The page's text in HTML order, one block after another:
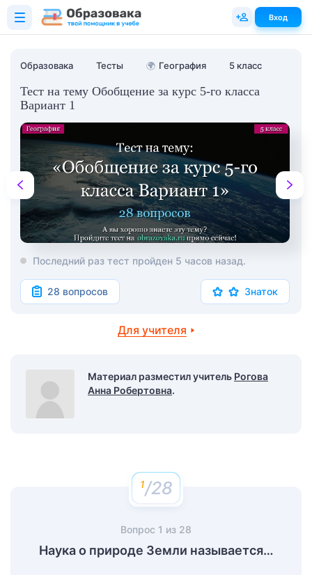
Образовака Тесты 🌍 География 5 класс
Тест на тему Обобщение за курс 5-го класса
Вариант 1
Последний раз тест пройден 5 часов назад.
28 вопросов Знаток
Для учителя
Материал разместил учитель Рогова
Анна Робертовна.
/28
Вопрос 1 из 28
Наука о природе Земли называется…
Вход